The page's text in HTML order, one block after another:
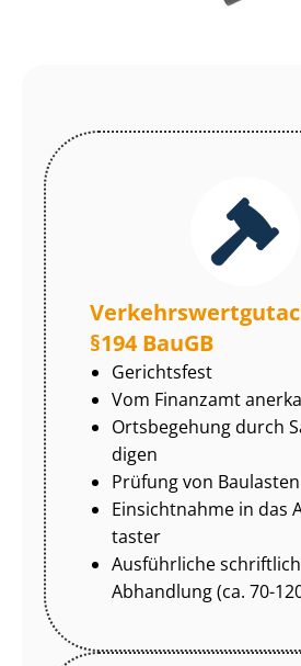
§194 BauGB
Gerichtsfest
Vom Finanzamt
Ortsbegehung durch
di­gen
Prüfung von Baulasten
Einsichtnahme in das
tas­ter
Ausführliche
Abhandlung (ca. 70-